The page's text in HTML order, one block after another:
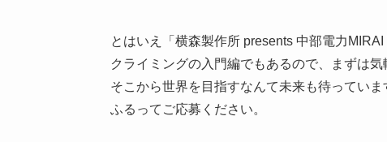
とはいえ「横森製作所 presents 中部電力
クライミングの入門編でもあるので、まずは
そこから世界を目指すなんて未来も待ってい
ふるってご応募ください。